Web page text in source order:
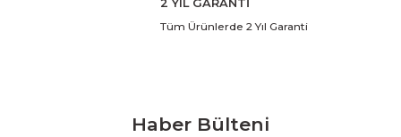
2 YIL GARANTİ
Tüm Ürünlerde 2 Yıl Garanti
Haber Bülteni